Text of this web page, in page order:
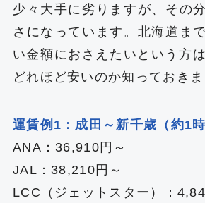
少々大手に劣りますが、その
さになっています。北海道ま
い金額におさえたいという方
どれほど安いのか知っておきま
運賃例1：成田～新千歳（約1時
ANA：36,910円～
JAL：38,210円～
LCC（ジェットスター）：